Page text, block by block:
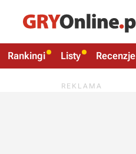
Rankingi Listy Recenzje